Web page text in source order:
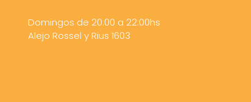
Domingos de 20:00 a 22:00hs
Alejo Rossel y Rius 1603